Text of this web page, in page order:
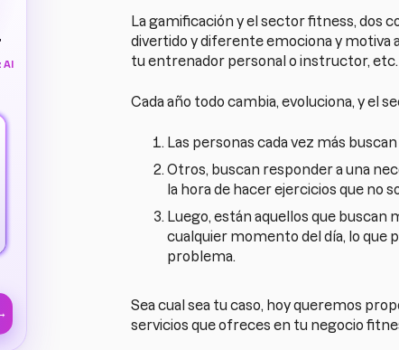
AI
La gamificación y el sector fitness, dos
divertido y diferente emociona y motiva
tu entrenador personal o instructor, etc.
Cada año todo cambia, evoluciona, y el
Las personas cada vez más
Otros, buscan responder a una
la hora de hacer ejercicios que no
Luego, están aquellos que buscan
cualquier momento del día, lo que
problema.
Sea cual sea tu caso, hoy queremos
servicios que ofreces en tu negocio